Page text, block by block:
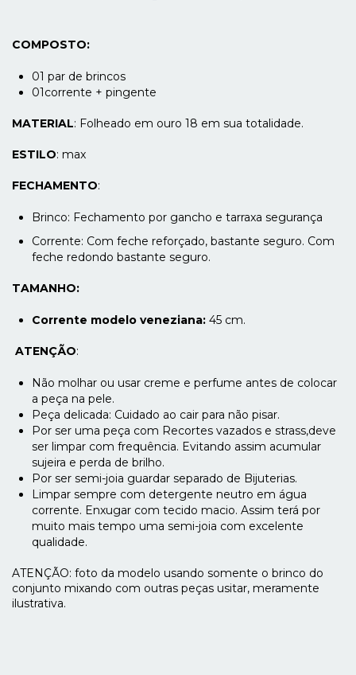
COMPOSTO:
01 par de brincos
01corrente + pingente
MATERIAL: Folheado em ouro 18 em sua totalidade.
ESTILO: max
FECHAMENTO:
Brinco: Fechamento por gancho e tarraxa segurança
Corrente: Com feche reforçado, bastante seguro. Com
feche redondo bastante seguro.
TAMANHO:
Corrente modelo veneziana: 45 cm.
ATENÇÃO:
Não molhar ou usar creme e perfume antes de colocar
a peça na pele.
Peça delicada: Cuidado ao cair para não pisar.
Por ser uma peça com Recortes vazados e strass,deve
ser limpar com frequência. Evitando assim acumular
sujeira e perda de brilho.
Por ser semi-joia guardar separado de Bijuterias.
Limpar sempre com detergente neutro em água
corrente. Enxugar com tecido macio. Assim terá por
muito mais tempo uma semi-joia com excelente
qualidade.
ATENÇÃO: foto da modelo usando somente o brinco do
conjunto mixando com outras peças usitar, meramente
ilustrativa.